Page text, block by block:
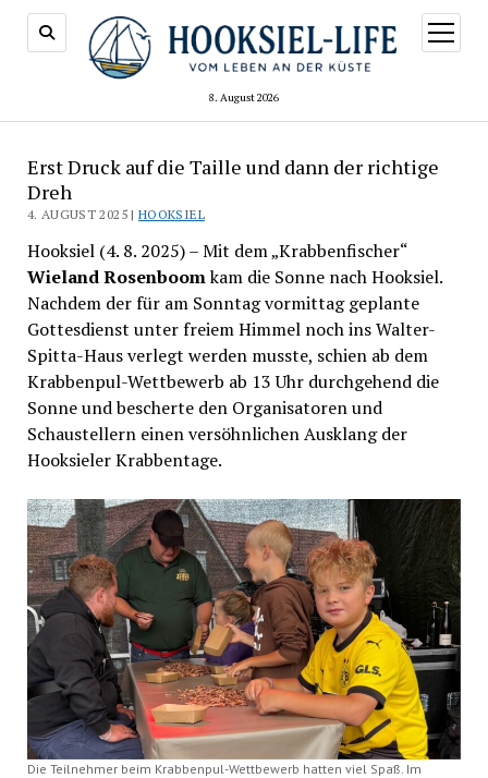
8. August 2026
Menü
öffnen
Erst Druck auf die Taille und dann der richtige
Dreh
4. AUGUST 2025 |HOOKSIEL
Hooksiel (4. 8. 2025) – Mit dem „Krabbenfischer“
Wieland Rosenboomkam die Sonne nach Hooksiel.
Nachdem der für am Sonntag vormittag geplante
Gottesdienst unter freiem Himmel noch ins Walter-
Spitta-Haus verlegt werden musste, schien ab dem
Krabbenpul-Wettbewerb ab 13 Uhr durchgehend die
Sonne und bescherte den Organisatoren und
Schaustellern einen versöhnlichen Ausklang der
Hooksieler Krabbentage.
Die Teilnehmer beim Krabbenpul-Wettbewerb hatten viel Spaß. Im